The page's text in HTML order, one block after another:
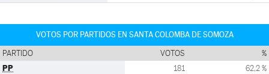
VOTOS POR PARTIDOS EN SANTA COLOMBA DE SOMOZA
PARTIDO VOTOS %
PP 181 62,2 %